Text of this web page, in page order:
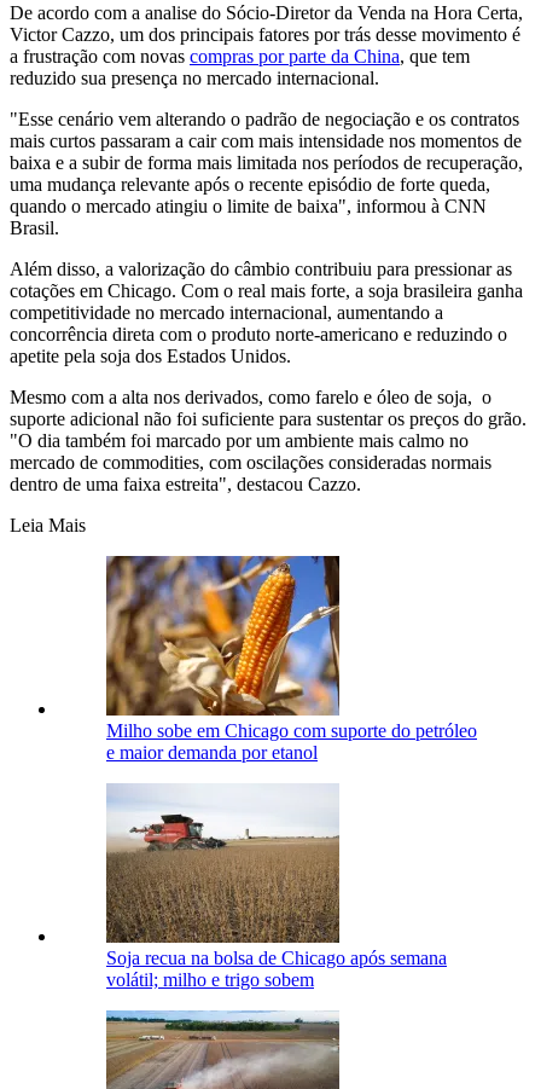
De acordo com a analise do Sócio-Diretor da Venda na Hora Certa,
Victor Cazzo, um dos principais fatores por trás desse movimento é
a frustração com novas compras por parte da China, que tem
reduzido sua presença no mercado internacional.
"Esse cenário vem alterando o padrão de negociação e os contratos
mais curtos passaram a cair com mais intensidade nos momentos de
baixa e a subir de forma mais limitada nos períodos de recuperação,
uma mudança relevante após o recente episódio de forte queda,
quando o mercado atingiu o limite de baixa", informou à CNN
Brasil.
Além disso, a valorização do câmbio contribuiu para pressionar as
cotações em Chicago. Com o real mais forte, a soja brasileira ganha
competitividade no mercado internacional, aumentando a
concorrência direta com o produto norte-americano e reduzindo o
apetite pela soja dos Estados Unidos.
Mesmo com a alta nos derivados, como farelo e óleo de soja, o
suporte adicional não foi suficiente para sustentar os preços do grão.
"O dia também foi marcado por um ambiente mais calmo no
mercado de commodities, com oscilações consideradas normais
dentro de uma faixa estreita", destacou Cazzo.
Leia Mais
Milho sobe em Chicago com suporte do petróleo
e maior demanda por etanol
Soja recua na bolsa de Chicago após semana
volátil; milho e trigo sobem